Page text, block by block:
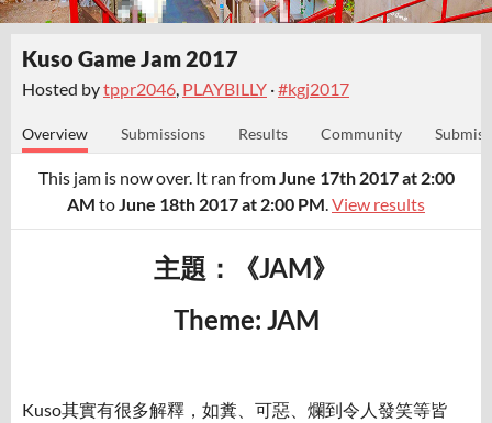
Kuso Game Jam 2017
Hosted bytppr2046 PLAYBILLY ·#kgj2017
Overview Submissions Results Community
This jam is now over. It ran from June 17th 2017 at 2:00
AM to June 18th 2017 at 2:00 PM View results
主題：《JAM》
Theme: JAM
Kuso其實有很多解釋，如糞、可惡、爛到令人發笑等皆